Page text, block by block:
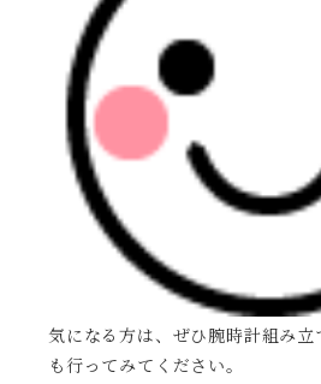
気になる方は、ぜひ腕時計組み
も行ってみてください。